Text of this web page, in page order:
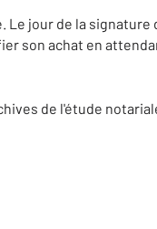
Le jour de la signature
son achat en
de l'étude